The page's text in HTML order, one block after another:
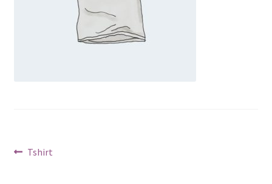
Yazı
Önceki
Tshirt